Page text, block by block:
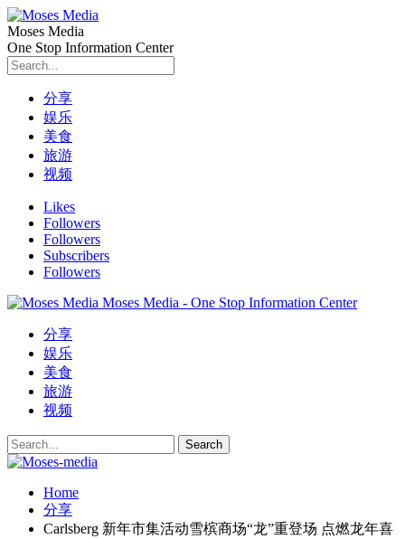
Moses Media
One Stop Information Center
分享
娱乐
美食
旅游
视频
Likes
Followers
Followers
Subscribers
Followers
Moses Media - One Stop Information Center
分享
娱乐
美食
旅游
视频
Home
分享
Carlsberg 新年市集活动雪槟商场“龙”重登场 点燃龙年喜